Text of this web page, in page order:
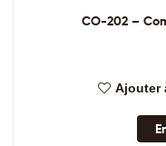
CO-202 –
Ajouter